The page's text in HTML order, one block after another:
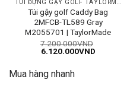
Túi gậy golf Caddy Bag
2MFCB-TL589 Gray
M2055701 | TaylorMade
7.200.000VND
Giá
7.200.000VND.
6.120.000VNDGiá
Mua hàng nhanh